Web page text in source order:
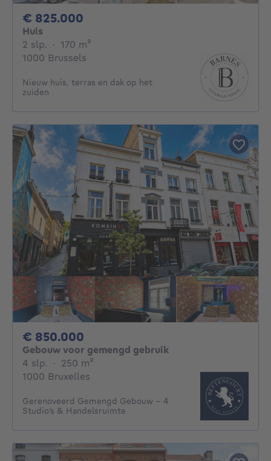
€ 825.000
Huis
2 slp. 2 slaapkamers
· 170 m²
1000 Brussels
Nieuw huis, terras en dak op het
zuiden
€ 850.000
Gebouw voor gemengd gebruik
4 slp. 4 slaapkamers
· 250 m²
1000 Bruxelles
Gerenoveerd Gemengd Gebouw – 4
Studio’s & Handelsruimte